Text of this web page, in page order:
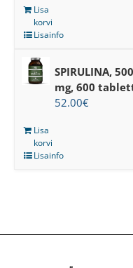
Lisa
korvi
Lisainfo
SPIRULINA, 500
mg, 600
52.00€
Lisa
korvi
Lisainfo